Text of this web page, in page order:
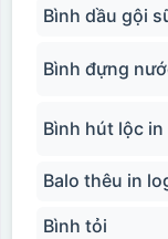
Bình dầu gội
Bình đựng
Bình hút lộc in
Balo thêu in
Bình tỏi